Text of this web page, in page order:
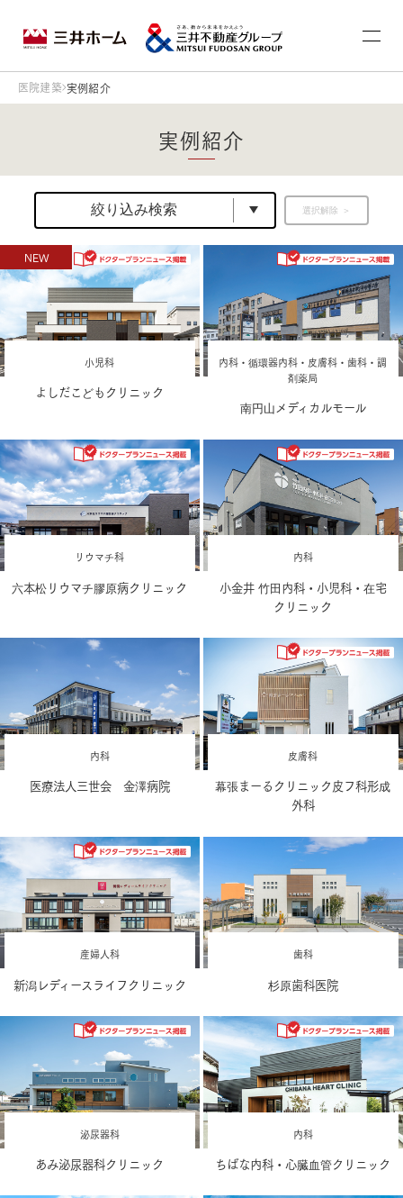
医院建築 実例紹介
実例紹介
絞り込み検索 選択解除
小児科
よしだこどもクリニック
内科・循環器内科・皮膚科・歯科・調
剤薬局
南円山メディカルモール
リウマチ科
六本松リウマチ膠原病クリニック
内科
小金井 竹田内科・小児科・在宅
クリニック
内科
医療法人三世会 金澤病院
皮膚科
幕張まーるクリニック皮フ科形成
外科
産婦人科
新潟レディースライフクリニック
歯科
杉原歯科医院
泌尿器科
あみ泌尿器科クリニック
内科
ちばな内科・心臓血管クリニック